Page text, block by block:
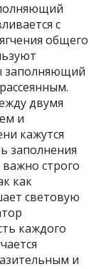
с
общего
заполняющий
двумя
и
кажутся
заполнения
строго
как
световую
каждого
и